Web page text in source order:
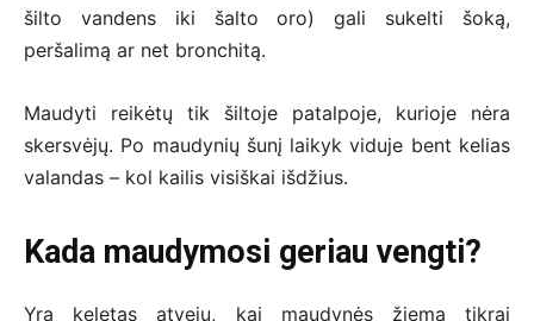
šilto vandens iki šalto oro) gali sukelti šoką,
peršalimą ar net bronchitą.
Maudyti reikėtų tik šiltoje patalpoje, kurioje nėra
skersvėjų. Po maudynių šunį laikyk viduje bent kelias
valandas – kol kailis visiškai išdžius.
Kada maudymosi geriau vengti?
Yra keletas atvejų, kai maudynės žiemą tikrai